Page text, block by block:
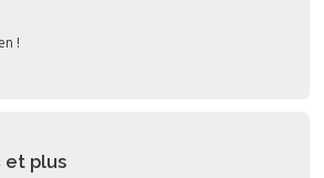
!
et plus